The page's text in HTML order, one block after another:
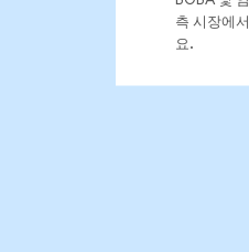
측 시장에
요.